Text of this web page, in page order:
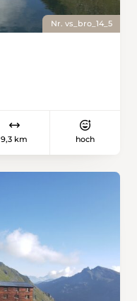
Nr. vs_bro_14_5
9,3 km hoch